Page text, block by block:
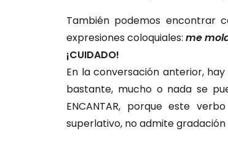
También podemos encontrar
expresiones coloquiales: me
¡CUIDADO!
En la conversación anterior,
bastante, mucho o nada se
ENCANTAR, porque este
superlativo, no admite gradación